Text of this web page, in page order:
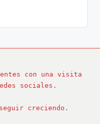
con una visita
sociales.
creciendo.